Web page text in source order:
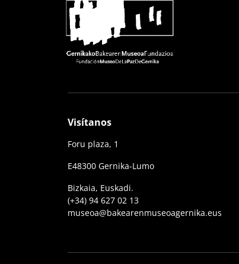
Visítanos
Foru plaza, 1
E48300 Gernika-Lumo
Bizkaia, Euskadi.
(+34) 94 627 02 13
museoa@bakearenmuseoagernika.eus